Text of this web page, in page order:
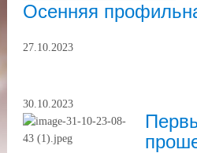
Осенняя
27.10.2023
30.10.2023